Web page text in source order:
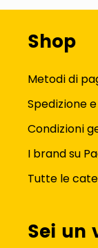
Shop
Metodi di
Spedizione
Condizioni
I brand su
Tutte le
Sei un